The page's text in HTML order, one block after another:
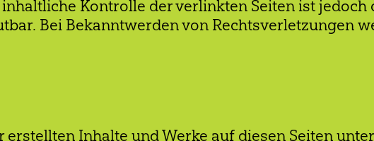
Kontrolle der verlinkten Seiten ist
Bei Bekanntwerden von Rechtsverletzungen
erstellten Inhalte und Werke auf diesen Seiten